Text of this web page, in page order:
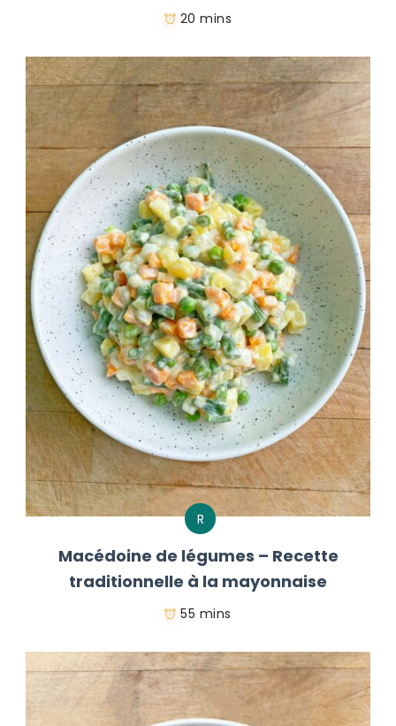
20 mins
R
Macédoine de légumes – Recette
traditionnelle à la mayonnaise
55 mins